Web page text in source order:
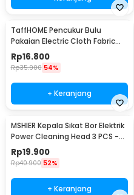
TaffHOME Pencukur Bulu
Pakaian Electric Cloth Fabric
Shaver - FL-188
Rp16.800
Rp35.900 54%
+ Keranjang
MSHIER Kepala Sikat Bor Elektrik
Power Cleaning Head 3 PCS -
DB003
Rp19.900
Rp40.900 52%
+ Keranjang